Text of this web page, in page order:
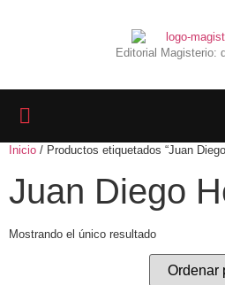
Editorial Magisterio:
Inicio / Productos etiquetados “Juan
Juan Diego
Mostrando el único resultado